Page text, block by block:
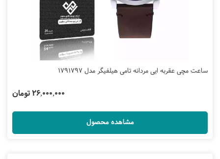
ساعت مچی عقربه ایی مردانه تامی هیلفیگر مدل 1791797
26,000,000 تومان
مشاهده محصول